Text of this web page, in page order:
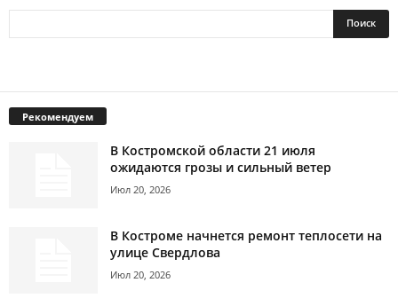
Рекомендуем
В Костромской области 21 июля
ожидаются грозы и сильный ветер
Июл 20, 2026
В Костроме начнется ремонт теплосети на
улице Свердлова
Июл 20, 2026